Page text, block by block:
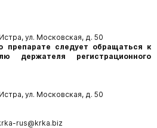
ул. Московская, д. 50
препарате следует обращаться к
держателя регистрационного
ул. Московская, д. 50
rus@krka.biz